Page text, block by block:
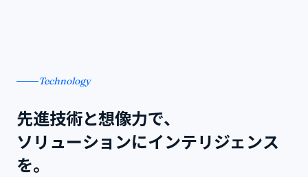
Technology
先進技術と想像力で、
ソリューションにインテリジェンス
を。